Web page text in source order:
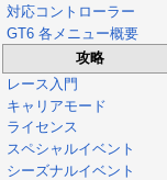
対応コントローラー
GT6 各メニュー概要
攻略
レース入門
キャリアモード
ライセンス
スペシャルイベント
シーズナルイベント